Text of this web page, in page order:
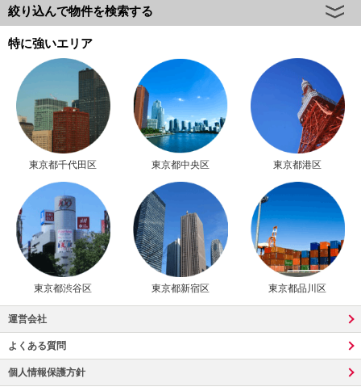
絞り込んで物件を検索する
特に強いエリア
東京都千代田区 東京都中央区 東京都港区
東京都渋谷区 東京都新宿区 東京都品川区
運営会社
よくある質問
個人情報保護方針